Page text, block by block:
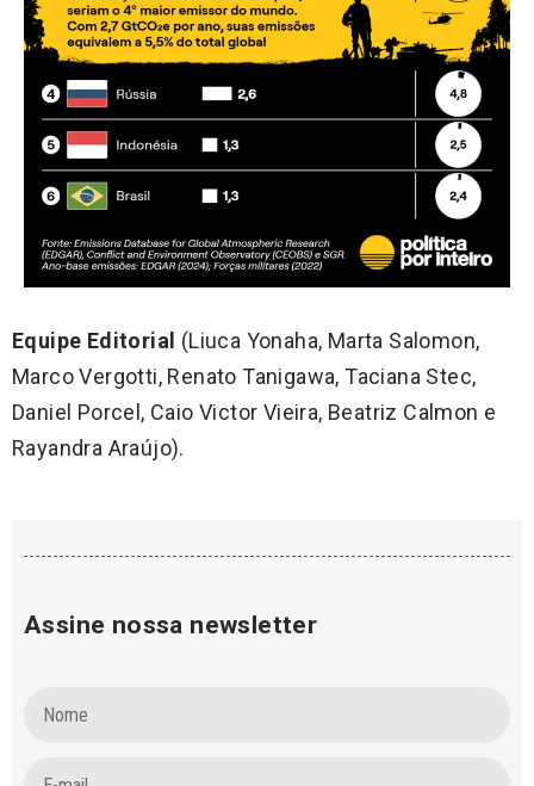
Equipe Editorial (Liuca Yonaha, Marta Salomon,
Marco Vergotti, Renato Tanigawa, Taciana Stec,
Daniel Porcel, Caio Victor Vieira, Beatriz Calmon e
Rayandra Araújo).
Assine nossa newsletter